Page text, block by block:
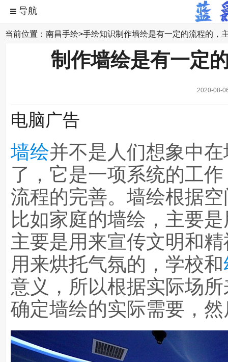
当前位置： 南昌手绘>手绘知识制作墙绘是有一定的流程的，
制作墙绘是有一定
2020-08-
电脑广告
墙绘并不是人们想象中
了，它是一项系统的工
流程的完善。墙绘根据
比如家庭的墙绘，主要
主要是用来宣传文明和
用来烘托气氛的，学校和
意义，所以根据实际场所
确定墙绘的实际需要，